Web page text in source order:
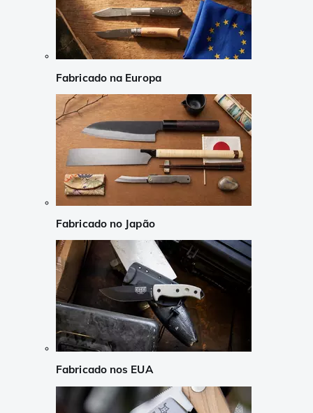
Fabricado na Europa
Fabricado no Japão
Fabricado nos EUA